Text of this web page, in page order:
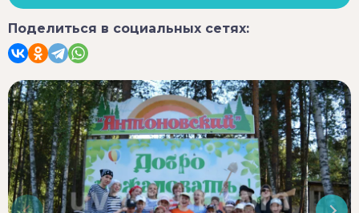
Поделиться в социальных сетях: